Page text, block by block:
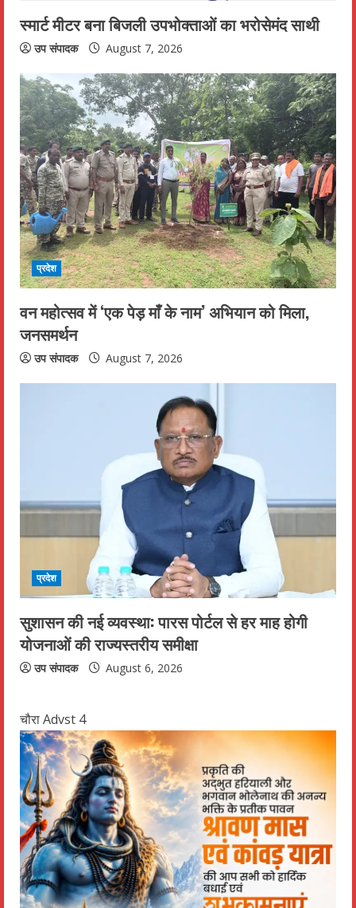
n
g
स्मार्ट मीटर बना बिजली उपभोक्ताओं का भरोसेमंद साथी
उप संपादक August 7, 2026
प्रदेश
वन महोत्सव में ‘एक पेड़ माँ के नाम’ अभियान को मिला,
जनसमर्थन
उप संपादक August 7, 2026
प्रदेश
सुशासन की नई व्यवस्था: पारस पोर्टल से हर माह होगी
योजनाओं की राज्यस्तरीय समीक्षा
उप संपादक August 6, 2026
चौरा Advst 4